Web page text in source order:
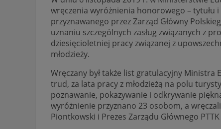
wręczenia wyróżnienia honorowego – tytułu
przyznawanego przez Zarząd Główny
uznaniu szczególnych zasług związanych z
dziesięcioletniej pracy związanej z
młodzieży.
Wręczany był także list gratulacyjny
trud, za lata pracy z młodzieżą na polu
poznawanie, pokazywanie i odkrywanie
wyróżnienie przyznano 23 osobom, a
Piontkowski i Prezes Zarządu Głównego PTTK